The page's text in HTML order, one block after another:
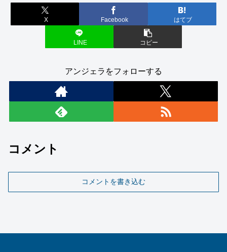
X Facebook はてブ
LINE コピー
アンジェラをフォローする
コメント
コメントを書き込む